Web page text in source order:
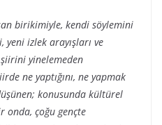
birikimiyle, kendi söylemini
izlek arayışları ve
yinelemeden
ne yaptığını, ne yapmak
konusunda kültürel
çoğu gençte